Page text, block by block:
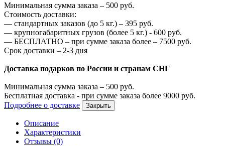
Минимальная сумма заказа – 500 руб.
Стоимость доставки:
— стандартных заказов (до 5 кг.) – 395 руб.
— крупногабаритных грузов (более 5 кг.) - 600 руб.
— БЕСПЛАТНО – при сумме заказа более – 7500 руб.
Срок доставки – 2-3 дня
Доставка подарков по России и странам СНГ
Минимальная сумма заказа – 500 руб.
Бесплатная доставка - при сумме заказа более 9000 руб.
Подробнее о доставке
Закрыть
Описание
Характеристики
Отзывы (0)